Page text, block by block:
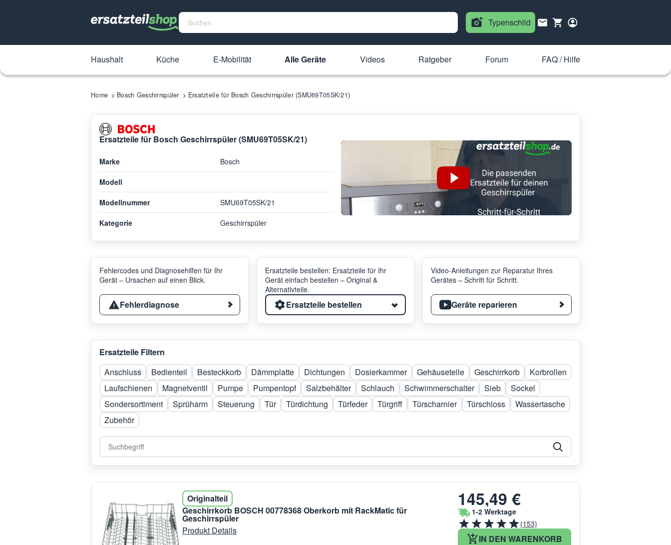
Typenschild
Haushalt Küche E-Mobilität Alle Geräte Videos Ratgeber Forum FAQ / Hilfe
Home Bosch Geschirrspüler Ersatzteile für Bosch Geschirrspüler (SMU69T05SK/21)
Ersatzteile für Bosch Geschirrspüler (SMU69T05SK/21)
Marke Bosch
Modell
Modellnummer SMU69T05SK/21
Kategorie Geschirrspüler
Fehlercodes und Diagnosehilfen für Ihr
Gerät – Ursachen auf einen Blick.
Fehlerdiagnose
Ersatzteile bestellen: Ersatzteile für Ihr
Gerät einfach bestellen – Original &
Alternativteile.
Ersatzteile bestellen
Video-Anleitungen zur Reparatur Ihres
Gerätes – Schritt für Schritt.
Geräte reparieren
Ersatzteile Filtern
Anschluss
Bedienteil Besteckkorb Dämmplatte Dichtungen Dosierkammer Gehäuseteile Geschirrkorb
Korbrollen
Laufschienen
Magnetventil Pumpe Pumpentopf Salzbehälter Schlauch Schwimmerschalter Sieb
Sockel
Sondersortiment
Sprüharm Steuerung Tür Türdichtung Türfeder Türgriff Türscharnier Türschloss
Wassertasche
Zubehör
Originalteil
Geschirrkorb BOSCH 00778368 Oberkorb mit RackMatic für
Geschirrspüler
Produkt Details
145,49 €
1-2 Werktage
(153)
IN DEN WARENKORB